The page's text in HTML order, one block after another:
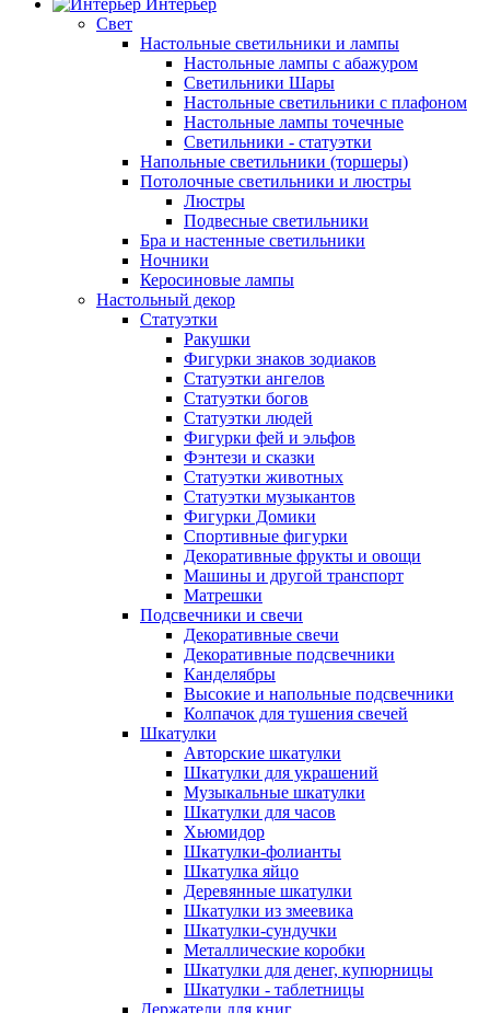
Интерьер
Свет
Настольные светильники и лампы
Настольные лампы с абажуром
Светильники Шары
Настольные светильники с плафоном
Настольные лампы точечные
Светильники - статуэтки
Напольные светильники (торшеры)
Потолочные светильники и люстры
Люстры
Подвесные светильники
Бра и настенные светильники
Ночники
Керосиновые лампы
Настольный декор
Статуэтки
Ракушки
Фигурки знаков зодиаков
Статуэтки ангелов
Статуэтки богов
Статуэтки людей
Фигурки фей и эльфов
Фэнтези и сказки
Статуэтки животных
Статуэтки музыкантов
Фигурки Домики
Спортивные фигурки
Декоративные фрукты и овощи
Машины и другой транспорт
Матрешки
Подсвечники и свечи
Декоративные свечи
Декоративные подсвечники
Канделябры
Высокие и напольные подсвечники
Колпачок для тушения свечей
Шкатулки
Авторские шкатулки
Шкатулки для украшений
Музыкальные шкатулки
Шкатулки для часов
Хьюмидор
Шкатулки-фолианты
Шкатулка яйцо
Деревянные шкатулки
Шкатулки из змеевика
Шкатулки-сундучки
Металлические коробки
Шкатулки для денег, купюрницы
Шкатулки - таблетницы
Держатели для книг